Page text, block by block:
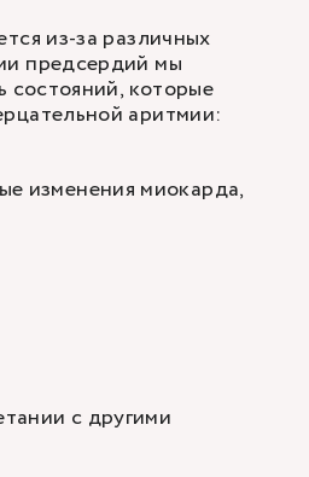
из-за различных
предсердий мы
состояний, которые
аритмии:
изменения миокарда,
с другими